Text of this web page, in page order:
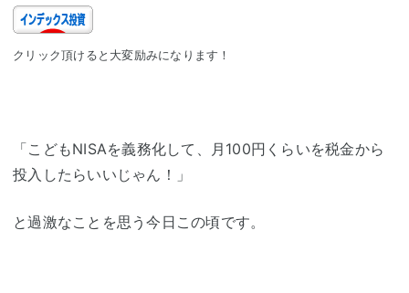
クリック頂けると大変励みになります！
「こどもNISAを義務化して、月100円くらいを税金から
投入したらいいじゃん！」
と過激なことを思う今日この頃です。